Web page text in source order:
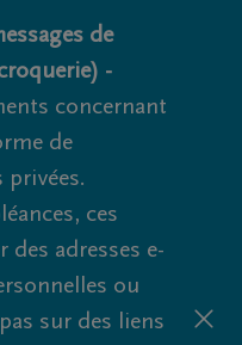
de
-
concernant
de
privées.
ces
des adresses e-
ou
sur des liens